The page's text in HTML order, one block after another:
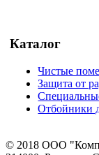
Каталог
Чистые
Защита от
Отбойники
© 2018 ООО